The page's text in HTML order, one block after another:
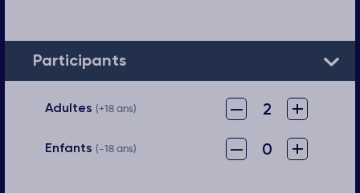
Participants
Adultes (+18 ans) – 2 +
Enfants (-18 ans) – 0 +